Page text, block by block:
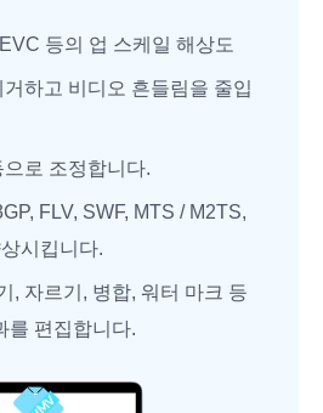
등의 업 스케일 해상도
하고 비디오 흔들림을 줄입
로 조정합니다.
FLV, SWF, MTS / M2TS,
시킵니다.
, 자르기, 병합, 워터 마크 등
를 편집합니다.